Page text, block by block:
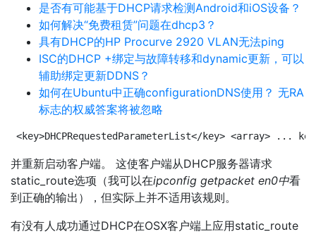
是否有可能基于DHCP请求检测Android和iOS设备？
如何解决“免费租赁”问题在dhcp3？
具有DHCP的HP Procurve 2920 VLAN无法ping
ISC的DHCP +绑定与故障转移和dynamic更新，可以
辅助绑定更新DDNS？
如何在Ubuntu中正确configurationDNS使用？ 无RA
标志的权威答案将被忽略
<key>DHCPRequestedParameterList</key> <array>
并重新启动客户端。 这使客户端从DHCP服务器请求
static_route选项（我可以在ipconfig getpacket en0中看
到正确的输出），但实际上并不适用该规则。
有没有人成功通过DHCP在OSX客户端上应用static_route